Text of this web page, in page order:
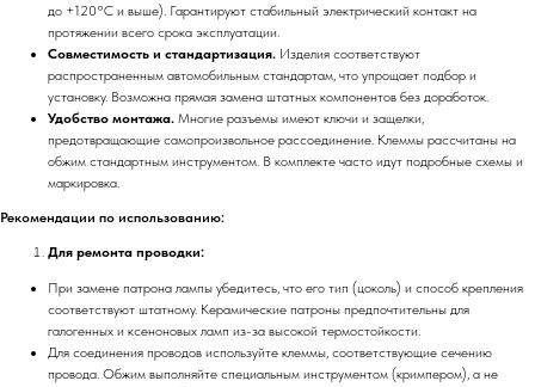
до +120°C и выше). Гарантируют стабильный электрический контакт на
протяжении всего срока эксплуатации.
Совместимость и стандартизация. Изделия соответствуют
распространенным автомобильным стандартам, что упрощает подбор и
установку. Возможна прямая замена штатных компонентов без доработок.
Удобство монтажа. Многие разъемы имеют ключи и защелки,
предотвращающие самопроизвольное рассоединение. Клеммы рассчитаны на
обжим стандартным инструментом. В комплекте часто идут подробные схемы и
маркировка.
Рекомендации по использованию:
Для ремонта проводки:
При замене патрона лампы убедитесь, что его тип (цоколь) и способ крепления
соответствуют штатному. Керамические патроны предпочтительны для
галогенных и ксеноновых ламп из-за высокой термостойкости.
Для соединения проводов используйте клеммы, соответствующие сечению
провода. Обжим выполняйте специальным инструментом (кримпером), а не